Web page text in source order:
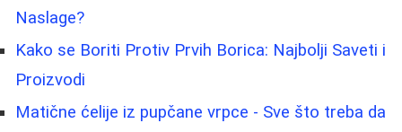
Naslage?
Kako se Boriti Protiv Prvih Borica: Najbolji Saveti i
Proizvodi
Matične ćelije iz pupčane vrpce - Sve što treba da